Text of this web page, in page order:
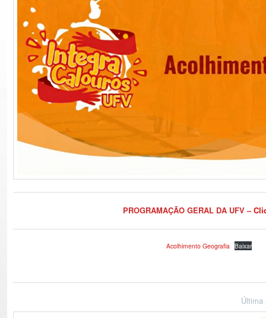
PROGRAMAÇÃO GERAL DA UFV –
Acolhimento Geografia Baixar
Última